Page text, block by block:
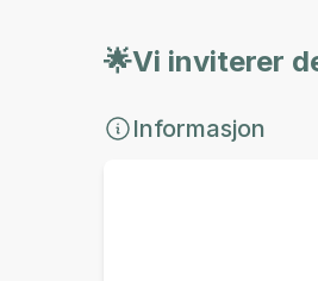
🌟Vi inviterer
Informasjon